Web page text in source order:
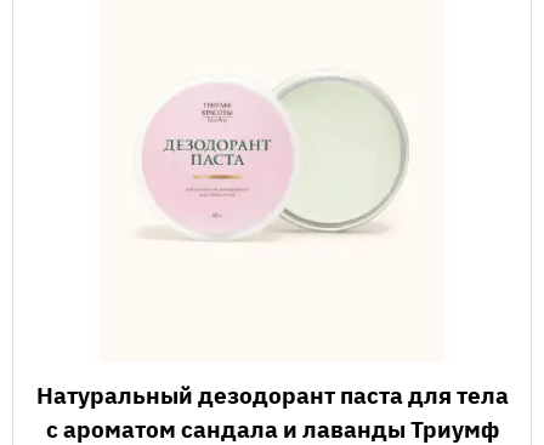
Натуральный дезодорант паста для тела
с ароматом сандала и лаванды Триумф